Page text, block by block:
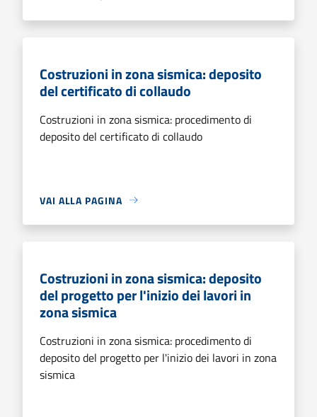
Costruzioni in zona sismica: deposito
del certificato di collaudo
Costruzioni in zona sismica: procedimento di
deposito del certificato di collaudo
VAI ALLA PAGINA
Costruzioni in zona sismica: deposito
del progetto per l'inizio dei lavori in
zona sismica
Costruzioni in zona sismica: procedimento di
deposito del progetto per l'inizio dei lavori in zona
sismica